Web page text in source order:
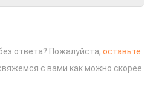
ответа? Пожалуйста, оставьте
с вами как можно скорее.